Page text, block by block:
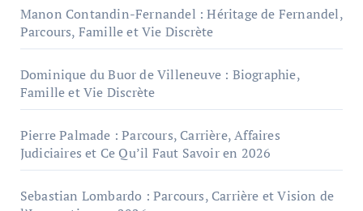
Manon Contandin-Fernandel : Héritage de Fernandel,
Parcours, Famille et Vie Discrète
Dominique du Buor de Villeneuve : Biographie,
Famille et Vie Discrète
Pierre Palmade : Parcours, Carrière, Affaires
Judiciaires et Ce Qu’il Faut Savoir en 2026
Sebastian Lombardo : Parcours, Carrière et Vision de